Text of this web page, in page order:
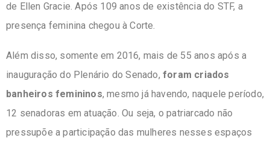
de Ellen Gracie. Após 109 anos de existência do STF, a
presença feminina chegou à Corte.
Além disso, somente em 2016, mais de 55 anos após a
inauguração do Plenário do Senado, foram criados
banheiros femininos, mesmo já havendo, naquele período,
12 senadoras em atuação. Ou seja, o patriarcado não
pressupõe a participação das mulheres nesses espaços